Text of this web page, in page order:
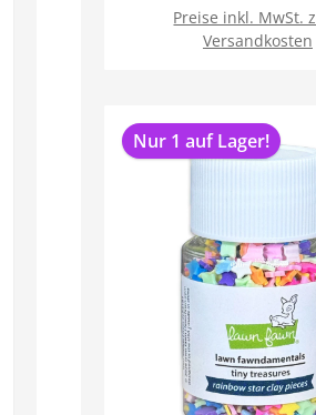
Preise inkl. MwSt.
Versandkosten
Nur 1 auf Lager!